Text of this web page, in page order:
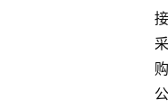
接
采
购
公